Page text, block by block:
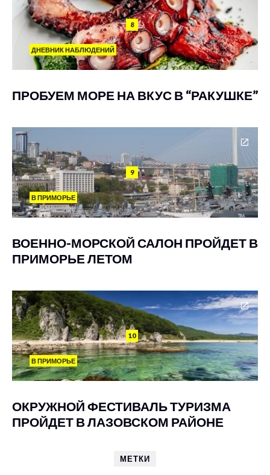
8
ДНЕВНИК НАБЛЮДЕНИЙ
ПРОБУЕМ МОРЕ НА ВКУС В “РАКУШКЕ”
9
В ПРИМОРЬЕ
ВОЕННО-МОРСКОЙ САЛОН ПРОЙДЕТ В
ПРИМОРЬЕ ЛЕТОМ
10
В ПРИМОРЬЕ
ОКРУЖНОЙ ФЕСТИВАЛЬ ТУРИЗМА
ПРОЙДЕТ В ЛАЗОВСКОМ РАЙОНЕ
МЕТКИ